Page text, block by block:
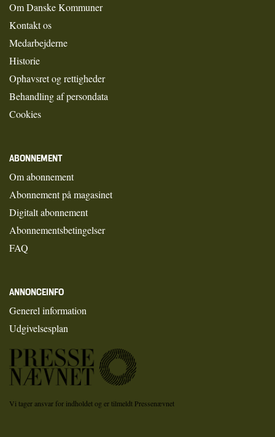
Om Danske Kommuner
Kontakt os
Medarbejderne
Historie
Ophavsret og rettigheder
Behandling af persondata
Cookies
ABONNEMENT
Om abonnement
Abonnement på magasinet
Digitalt abonnement
Abonnementsbetingelser
FAQ
ANNONCEINFO
Generel information
Udgivelsesplan
Vi tager ansvar for indholdet og er tilmeldt Pressenævnet